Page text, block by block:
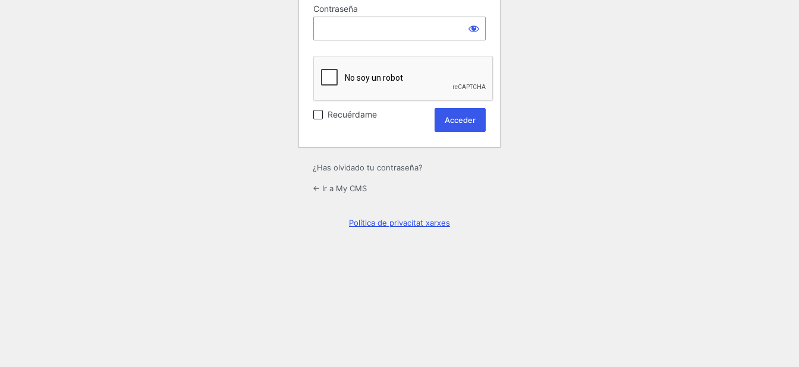
Contraseña
Recuérdame
¿Has olvidado tu contraseña?
← Ir a My CMS
Política de privacitat xarxes